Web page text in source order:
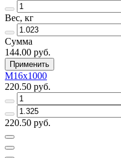
Вес, кг
Сумма
144.00 руб.
Применить
М16х1000
220.50 руб.
220.50 руб.